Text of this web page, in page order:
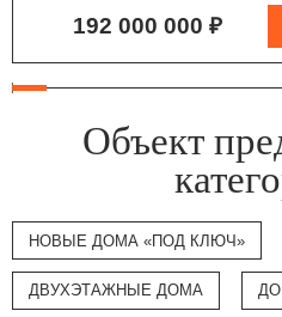
192 000 000 ₽
Объект
НОВЫЕ ДОМА «ПОД КЛЮЧ»
ДВУХЭТАЖНЫЕ ДОМА